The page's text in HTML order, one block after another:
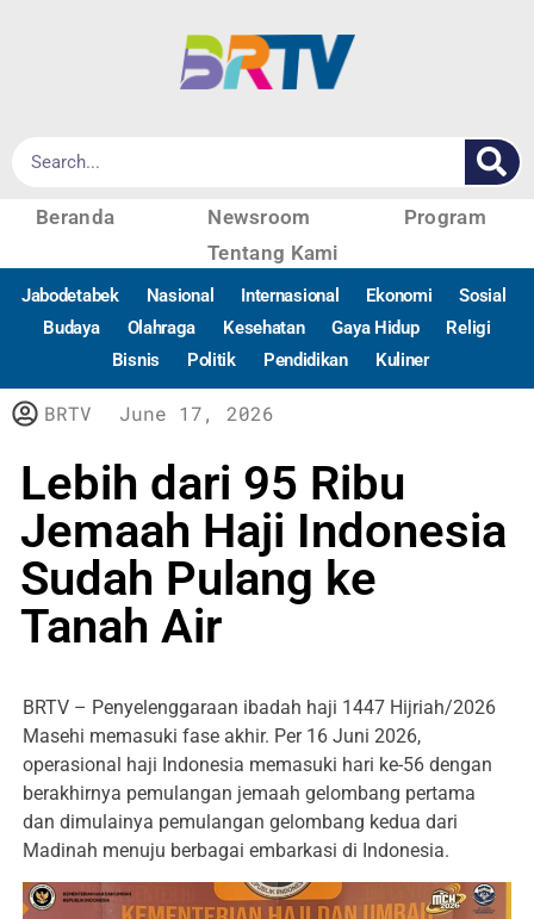
Beranda Newsroom
Program
Tentang Kami
Jabodetabek Nasional Internasional Ekonomi
Sosial
Budaya
Olahraga Kesehatan Gaya Hidup
Religi
Bisnis
Politik Pendidikan Kuliner
BRTV June 17, 2026
Lebih dari 95 Ribu
Jemaah Haji Indonesia
Sudah Pulang ke
Tanah Air
BRTV – Penyelenggaraan ibadah haji 1447 Hijriah/2026
Masehi memasuki fase akhir. Per 16 Juni 2026,
operasional haji Indonesia memasuki hari ke-56 dengan
berakhirnya pemulangan jemaah gelombang pertama
dan dimulainya pemulangan gelombang kedua dari
Madinah menuju berbagai embarkasi di Indonesia.